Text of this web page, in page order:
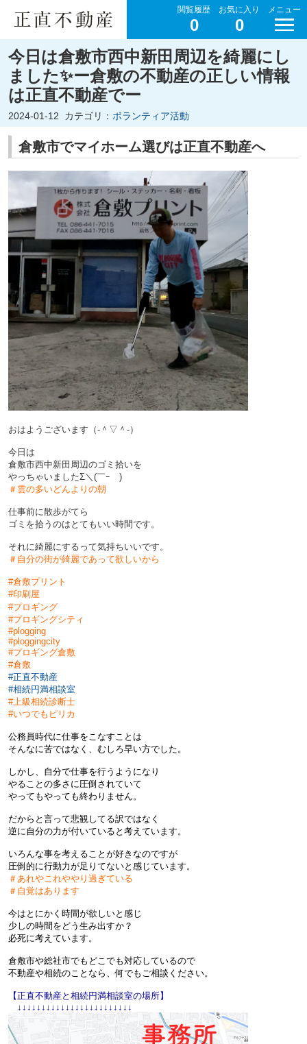
閲覧履歴
0
お気に入り
0
メニュー
今日は倉敷市西中新田周辺を綺麗にし
ました✨ー倉敷の不動産の正しい情報
は正直不動産でー
2024-01-12 カテゴリ： ボランティア活動
倉敷市でマイホーム選びは正直不動産へ
おはようございます（‐＾▽＾‐）
今日は
倉敷市西中新田周辺のゴミ拾いを
やっちゃいましたΣ＼(￣ｰ￣)
＃雲の多いどんよりの朝
仕事前に散歩がてら
ゴミを拾うのはとてもいい時間です。
それに綺麗にするって気持ちいいです。
＃自分の街が綺麗であって欲しいから
#倉敷プリント
#印刷屋
#プロギング
#プロギングシティ
#plogging
#ploggingcity
#プロギング倉敷
#倉敷
#正直不動産
#相続円満相談室
#上級相続診断士
#いつでもピリカ
公務員時代に仕事をこなすことは
そんなに苦ではなく、むしろ早い方でした。
しかし、自分で仕事を行うようになり
やることの多さに圧倒されていて
やってもやっても終わりません。
だからと言って悲観してる訳ではなく
逆に自分の力が付いていると考えています。
いろんな事を考えることが好きなのですが
圧倒的に行動力が足りてないと感じています。
＃あれやこれややり過ぎている
＃自覚はあります
今はとにかく時間が欲しいと感じ
少しの時間をどう生み出すか？
必死に考えています。
倉敷市や総社市でもどこでも対応しているので
不動産や相続のことなら、何でもご相談ください。
【正直不動産と相続円満相談室の場所】
↓↓↓↓↓↓↓↓↓↓↓↓↓↓↓↓↓↓↓↓↓↓↓↓